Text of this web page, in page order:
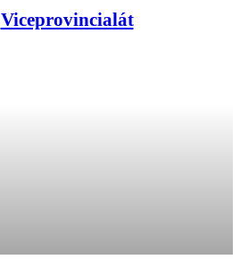
Viceprovincialát